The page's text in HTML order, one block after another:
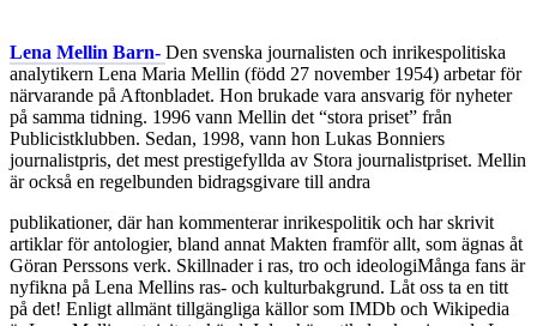
Lena Mellin Barn- Den svenska journalisten och inrikespolitiska
analytikern Lena Maria Mellin (född 27 november 1954) arbetar för
närvarande på Aftonbladet. Hon brukade vara ansvarig för nyheter
på samma tidning. 1996 vann Mellin det “stora priset” från
Publicistklubben. Sedan, 1998, vann hon Lukas Bonniers
journalistpris, det mest prestigefyllda av Stora journalistpriset. Mellin
är också en regelbunden bidragsgivare till andra
publikationer, där han kommenterar inrikespolitik och har skrivit
artiklar för antologier, bland annat Makten framför allt, som ägnas åt
Göran Perssons verk. Skillnader i ras, tro och ideologiMånga fans är
nyfikna på Lena Mellins ras- och kulturbakgrund. Låt oss ta en titt
på det! Enligt allmänt tillgängliga källor som IMDb och Wikipedia